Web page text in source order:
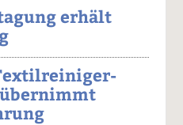
erhält
übernimmt